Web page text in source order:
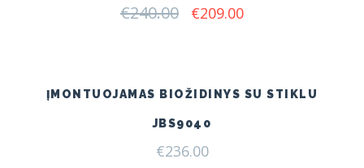
€240.00 Original
€209.00Current
ĮMONTUOJAMAS BIOŽIDINYS SU STIKLU
JBS9040
€236.00